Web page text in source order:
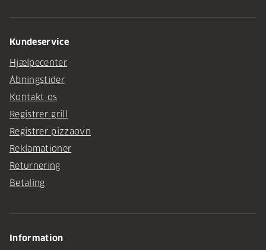
Kundeservice
Hjælpecenter
Åbningstider
Kontakt os
Registrer grill
Registrer pizzaovn
Reklamationer
Returnering
Betaling
Information